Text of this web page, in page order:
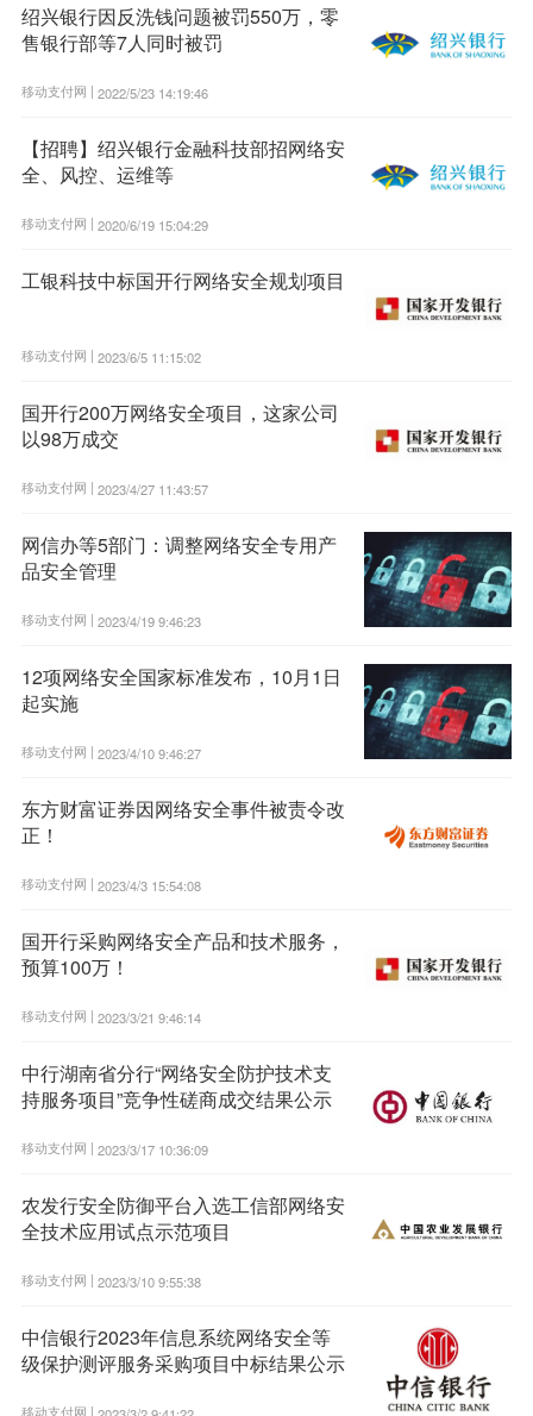
绍兴银行因反洗钱问题被罚550万，零
售银行部等7人同时被罚
移动支付网 | 2022/5/23 14:19:46
【招聘】绍兴银行金融科技部招网络安
全、风控、运维等
移动支付网 | 2020/6/19 15:04:29
工银科技中标国开行网络安全规划项目
移动支付网 | 2023/6/5 11:15:02
国开行200万网络安全项目，这家公司
以98万成交
移动支付网 | 2023/4/27 11:43:57
网信办等5部门：调整网络安全专用产
品安全管理
移动支付网 | 2023/4/19 9:46:23
12项网络安全国家标准发布，10月1日
起实施
移动支付网 | 2023/4/10 9:46:27
东方财富证券因网络安全事件被责令改
正！
移动支付网 | 2023/4/3 15:54:08
国开行采购网络安全产品和技术服务，
预算100万！
移动支付网 | 2023/3/21 9:46:14
中行湖南省分行“网络安全防护技术支
持服务项目”竞争性磋商成交结果公示
移动支付网 | 2023/3/17 10:36:09
农发行安全防御平台入选工信部网络安
全技术应用试点示范项目
移动支付网 | 2023/3/10 9:55:38
中信银行2023年信息系统网络安全等
级保护测评服务采购项目中标结果公示
移动支付网 |